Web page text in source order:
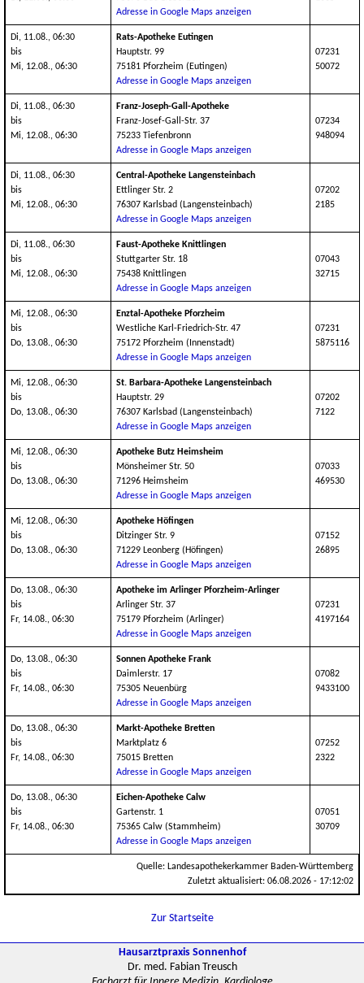
Adresse in Google Maps anzeigen
Di, 11.08., 06:30
bis
Mi, 12.08., 06:30
Rats-Apotheke Eutingen
Hauptstr. 99
75181 Pforzheim (Eutingen)
Adresse in Google Maps anzeigen
07231
50072
Di, 11.08., 06:30
bis
Mi, 12.08., 06:30
Franz-Joseph-Gall-Apotheke
Franz-Josef-Gall-Str. 37
75233 Tiefenbronn
Adresse in Google Maps anzeigen
07234
948094
Di, 11.08., 06:30
bis
Mi, 12.08., 06:30
Central-Apotheke Langensteinbach
Ettlinger Str. 2
76307 Karlsbad (Langensteinbach)
Adresse in Google Maps anzeigen
07202
2185
Di, 11.08., 06:30
bis
Mi, 12.08., 06:30
Faust-Apotheke Knittlingen
Stuttgarter Str. 18
75438 Knittlingen
Adresse in Google Maps anzeigen
07043
32715
Mi, 12.08., 06:30
bis
Do, 13.08., 06:30
Enztal-Apotheke Pforzheim
Westliche Karl-Friedrich-Str. 47
75172 Pforzheim (Innenstadt)
Adresse in Google Maps anzeigen
07231
5875116
Mi, 12.08., 06:30
bis
Do, 13.08., 06:30
St. Barbara-Apotheke Langensteinbach
Hauptstr. 29
76307 Karlsbad (Langensteinbach)
Adresse in Google Maps anzeigen
07202
7122
Mi, 12.08., 06:30
bis
Do, 13.08., 06:30
Apotheke Butz Heimsheim
Mönsheimer Str. 50
71296 Heimsheim
Adresse in Google Maps anzeigen
07033
469530
Mi, 12.08., 06:30
bis
Do, 13.08., 06:30
Apotheke Höfingen
Ditzinger Str. 9
71229 Leonberg (Höfingen)
Adresse in Google Maps anzeigen
07152
26895
Do, 13.08., 06:30
bis
Fr, 14.08., 06:30
Apotheke im Arlinger Pforzheim-Arlinger
Arlinger Str. 37
75179 Pforzheim (Arlinger)
Adresse in Google Maps anzeigen
07231
4197164
Do, 13.08., 06:30
bis
Fr, 14.08., 06:30
Sonnen Apotheke Frank
Daimlerstr. 17
75305 Neuenbürg
Adresse in Google Maps anzeigen
07082
9433100
Do, 13.08., 06:30
bis
Fr, 14.08., 06:30
Markt-Apotheke Bretten
Marktplatz 6
75015 Bretten
Adresse in Google Maps anzeigen
07252
2322
Do, 13.08., 06:30
bis
Fr, 14.08., 06:30
Eichen-Apotheke Calw
Gartenstr. 1
75365 Calw (Stammheim)
Adresse in Google Maps anzeigen
07051
30709
Quelle: Landesapothekerkammer Baden-Württemberg
Zuletzt aktualisiert: 06.08.2026 - 17:12:02
Zur Startseite
Hausarztpraxis Sonnenhof
Dr. med. Fabian Treusch